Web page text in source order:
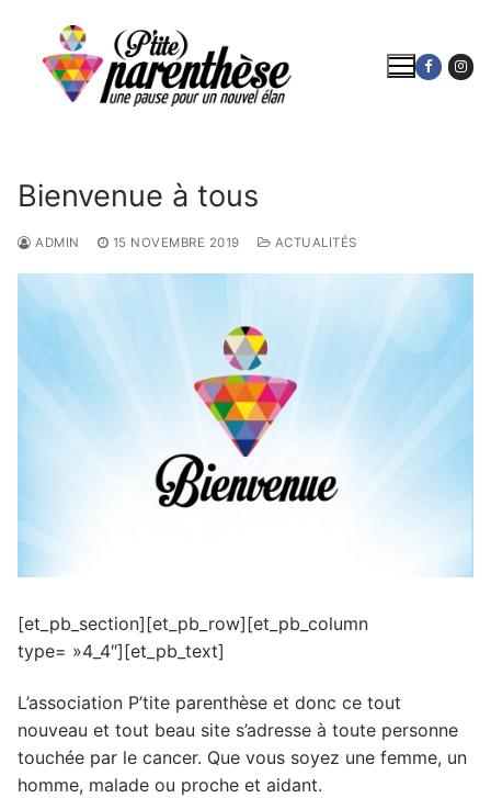
contenu
Bienvenue à tous
ADMIN 15 NOVEMBRE 2019 ACTUALITÉS
[et_pb_section][et_pb_row][et_pb_column
type= »4_4″][et_pb_text]
L’association P’tite parenthèse et donc ce tout
nouveau et tout beau site s’adresse à toute personne
touchée par le cancer. Que vous soyez une femme, un
homme, malade ou proche et aidant.